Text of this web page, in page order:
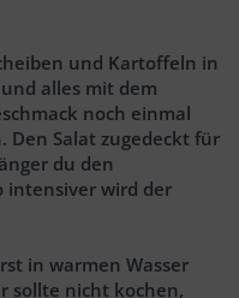
und Kartoffeln in
alles mit dem
noch einmal
Den Salat zugedeckt für
du den
intensiver wird der
in warmen Wasser
sollte nicht kochen,